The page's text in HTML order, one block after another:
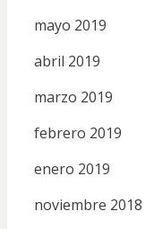
mayo 2019
abril 2019
marzo 2019
febrero 2019
enero 2019
noviembre 2018